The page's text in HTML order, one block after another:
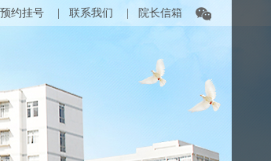
预约挂号 联系我们 院长信箱